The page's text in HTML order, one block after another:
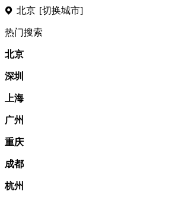
北京 [切换城市]
热门搜索
北京
深圳
上海
广州
重庆
成都
杭州